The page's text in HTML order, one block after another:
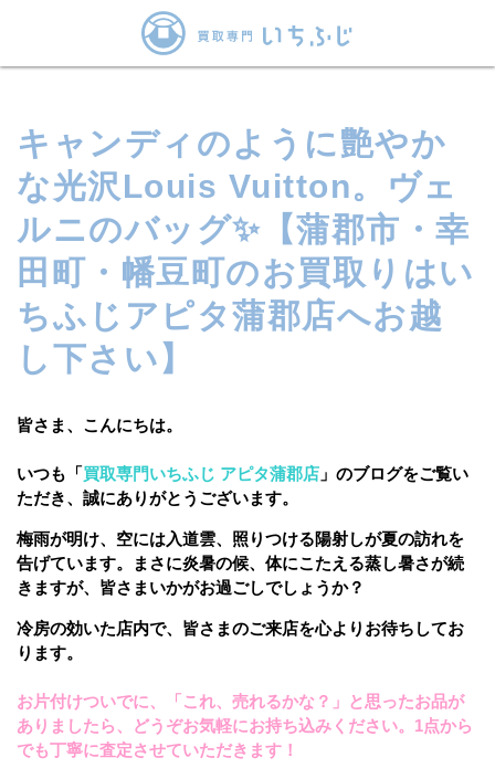
キャンディのように艶やか
な光沢Louis Vuitton。ヴェ
ルニのバッグ✨【蒲郡市・幸
田町・幡豆町のお買取りはい
ちふじアピタ蒲郡店へお越
し下さい】
皆さま、こんにちは。
いつも「買取専門いちふじ アピタ蒲郡店 」のブログをご覧い
ただき、誠にありがとうございます。
梅雨が明け、空には入道雲、照りつける陽射しが夏の訪れを
告げています。まさに炎暑の候、体にこたえる蒸し暑さが続
きますが、皆さまいかがお過ごしでしょうか？
冷房の効いた店内で、皆さまのご来店を心よりお待ちしてお
ります。
お片付けついでに、「これ、売れるかな？」と思ったお品が
ありましたら、どうぞお気軽にお持ち込みください。1点から
でも丁寧に査定させていただきます！